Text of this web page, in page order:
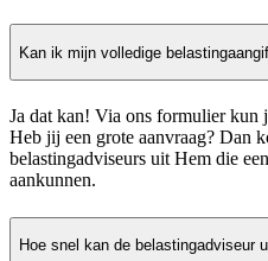
Kan ik mijn volledige
Ja dat kan! Via ons formulier kun
Heb jij een grote aanvraag? Dan
belastingadviseurs uit Hem die
aankunnen.
Hoe snel kan de belastingadviseur